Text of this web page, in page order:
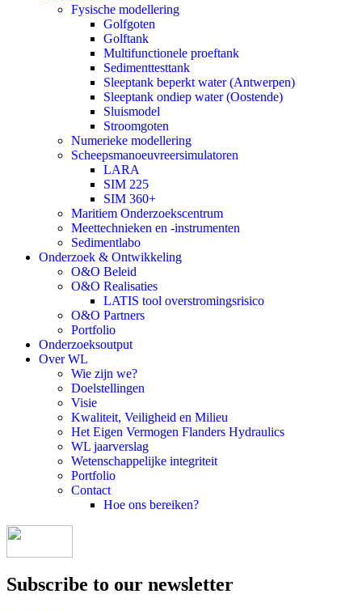
Fysische modellering
Golfgoten
Golftank
Multifunctionele proeftank
Sedimenttesttank
Sleeptank beperkt water (Antwerpen)
Sleeptank ondiep water (Oostende)
Sluismodel
Stroomgoten
Numerieke modellering
Scheepsmanoeuvreersimulatoren
LARA
SIM 225
SIM 360+
Maritiem Onderzoekscentrum
Meettechnieken en -instrumenten
Sedimentlabo
Onderzoek & Ontwikkeling
O&O Beleid
O&O Realisaties
LATIS tool overstromingsrisico
O&O Partners
Portfolio
Onderzoeksoutput
Over WL
Wie zijn we?
Doelstellingen
Visie
Kwaliteit, Veiligheid en Milieu
Het Eigen Vermogen Flanders Hydraulics
WL jaarverslag
Wetenschappelijke integriteit
Portfolio
Contact
Hoe ons bereiken?
Subscribe to our newsletter